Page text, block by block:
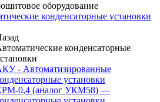
оборудование
конденсаторные установки
конденсаторные
- Автоматизированные
установки
0,4 (аналог УКМ58) —